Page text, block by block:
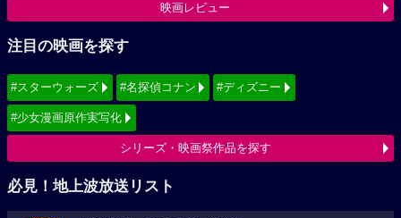
映画レビュー
注目の映画を探す
#スターウォーズ #名探偵コナン #ディズニー
#少女漫画原作実写化
シリーズ・映画祭作品を探す
必見！地上波放送リスト